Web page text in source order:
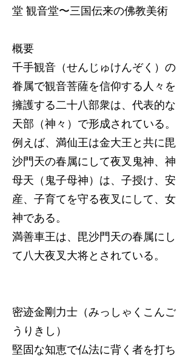
堂 観音堂〜三国伝来の佛教美術
概要
千手観音（せんじゅけんぞく）の
眷属で観音菩薩を信仰する人々を
擁護する二十八部衆は、代表的な
天部（神々）で形成されている。
例えば、満仙王は金大王と共に毘
沙門天の春属にして夜叉鬼神、神
母天（鬼子母神）は、子授け、安
産、子育てを守る夜叉にして、女
神である。
満善車王は、毘沙門天の春属にし
て八大夜叉大将とされている。
密迹金剛力士（みっしゃくこんご
うりきし）
堅固な知恵で仏法に背く者を打ち